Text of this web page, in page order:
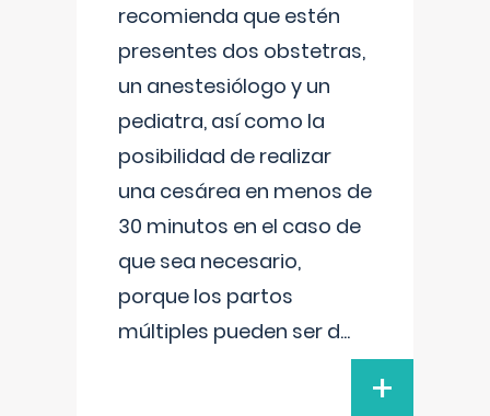
recomienda que estén
presentes dos obstetras,
un anestesiólogo y un
pediatra, así como la
posibilidad de realizar
una cesárea en menos de
30 minutos en el caso de
que sea necesario,
porque los partos
múltiples pueden ser d...
+